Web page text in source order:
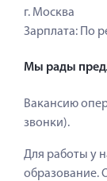
г. Москва
Зарплата: По
Мы рады
Вакансию
звонки).
Для работы у
образование.